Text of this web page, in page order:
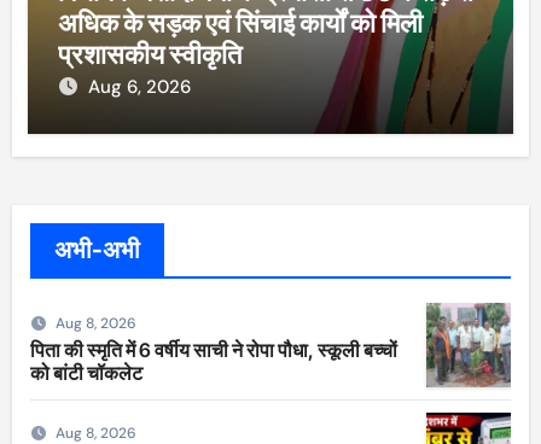
अधिक के सड़क एवं सिंचाई कार्यों को मिली
प्रशासकीय स्वीकृति
Aug 6, 2026
अभी-अभी
Aug 8, 2026
पिता की स्मृति में 6 वर्षीय साची ने रोपा पौधा, स्कूली बच्चों
को बांटी चॉकलेट
Aug 8, 2026